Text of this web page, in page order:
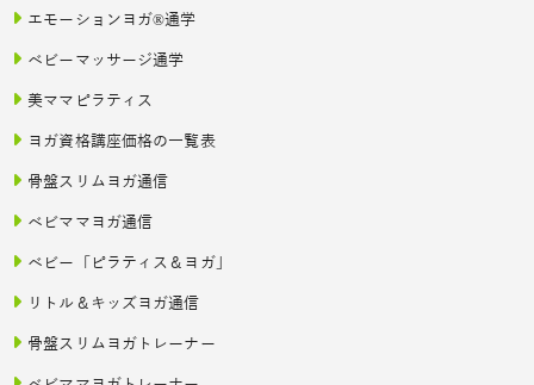
エモーションヨガ®通学
ベビーマッサージ通学
美ママピラティス
ヨガ資格講座価格の一覧表
骨盤スリムヨガ通信
ベビママヨガ通信
ベビー「ピラティス＆ヨガ」
リトル＆キッズヨガ通信
骨盤スリムヨガトレーナー